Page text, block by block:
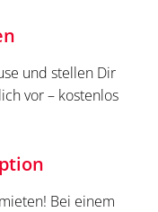
und stellen Dir
vor – kostenlos
Bei einem